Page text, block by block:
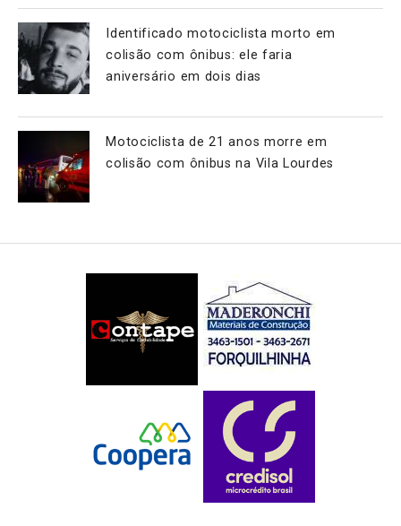
Identificado motociclista morto em
colisão com ônibus: ele faria
aniversário em dois dias
Motociclista de 21 anos morre em
colisão com ônibus na Vila Lourdes